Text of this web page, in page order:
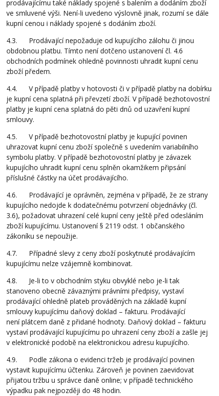
prodávajícímu také náklady spojené s balením a dodáním zboží
ve smluvené výši. Není-li uvedeno výslovně jinak, rozumí se dále
kupní cenou i náklady spojené s dodáním zboží.
4.3. Prodávající nepožaduje od kupujícího zálohu či jinou
obdobnou platbu. Tímto není dotčeno ustanovení čl. 4.6
obchodních podmínek ohledně povinnosti uhradit kupní cenu
zboží předem.
4.4. V případě platby v hotovosti či v případě platby na dobírku
je kupní cena splatná při převzetí zboží. V případě bezhotovostní
platby je kupní cena splatná do pěti dnů od uzavření kupní
smlouvy.
4.5. V případě bezhotovostní platby je kupující povinen
uhrazovat kupní cenu zboží společně s uvedením variabilního
symbolu platby. V případě bezhotovostní platby je závazek
kupujícího uhradit kupní cenu splněn okamžikem připsání
příslušné částky na účet prodávajícího.
4.6. Prodávající je oprávněn, zejména v případě, že ze strany
kupujícího nedojde k dodatečnému potvrzení objednávky (čl.
3.6), požadovat uhrazení celé kupní ceny ještě před odesláním
zboží kupujícímu. Ustanovení § 2119 odst. 1 občanského
zákoníku se nepoužije.
4.7. Případné slevy z ceny zboží poskytnuté prodávajícím
kupujícímu nelze vzájemně kombinovat.
4.8. Je-li to v obchodním styku obvyklé nebo je-li tak
stanoveno obecně závaznými právními předpisy, vystaví
prodávající ohledně plateb prováděných na základě kupní
smlouvy kupujícímu daňový doklad – fakturu. Prodávající
není plátcem daně z přidané hodnoty. Daňový doklad – fakturu
vystaví prodávající kupujícímu po uhrazení ceny zboží a zašle jej
v elektronické podobě na elektronickou adresu kupujícího.
4.9. Podle zákona o evidenci tržeb je prodávající povinen
vystavit kupujícímu účtenku. Zároveň je povinen zaevidovat
přijatou tržbu u správce daně online; v případě technického
výpadku pak nejpozději do 48 hodin.